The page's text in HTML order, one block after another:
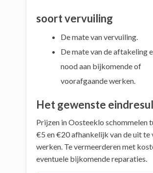
soort vervuiling
De mate van vervuiling.
De mate van de aftakeling
nood aan bijkomende of
voorafgaande werken.
Het gewenste
Prijzen in Oosteeklo schommelen
€5 en €20 afhankelijk van de uit te
werken. Te vermeerderen met
eventuele bijkomende reparaties.